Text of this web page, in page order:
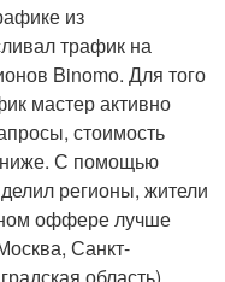
из
трафик на
Binomo. Для того
мастер активно
стоимость
ниже. С помощью
регионы, жители
оффере лучше
Санкт-
область).